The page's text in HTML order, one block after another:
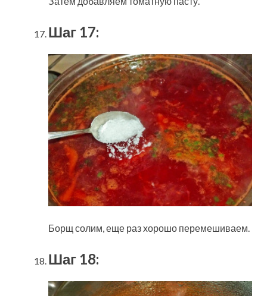
Шаг 17:
Борщ солим, еще раз хорошо перемешиваем.
Шаг 18: